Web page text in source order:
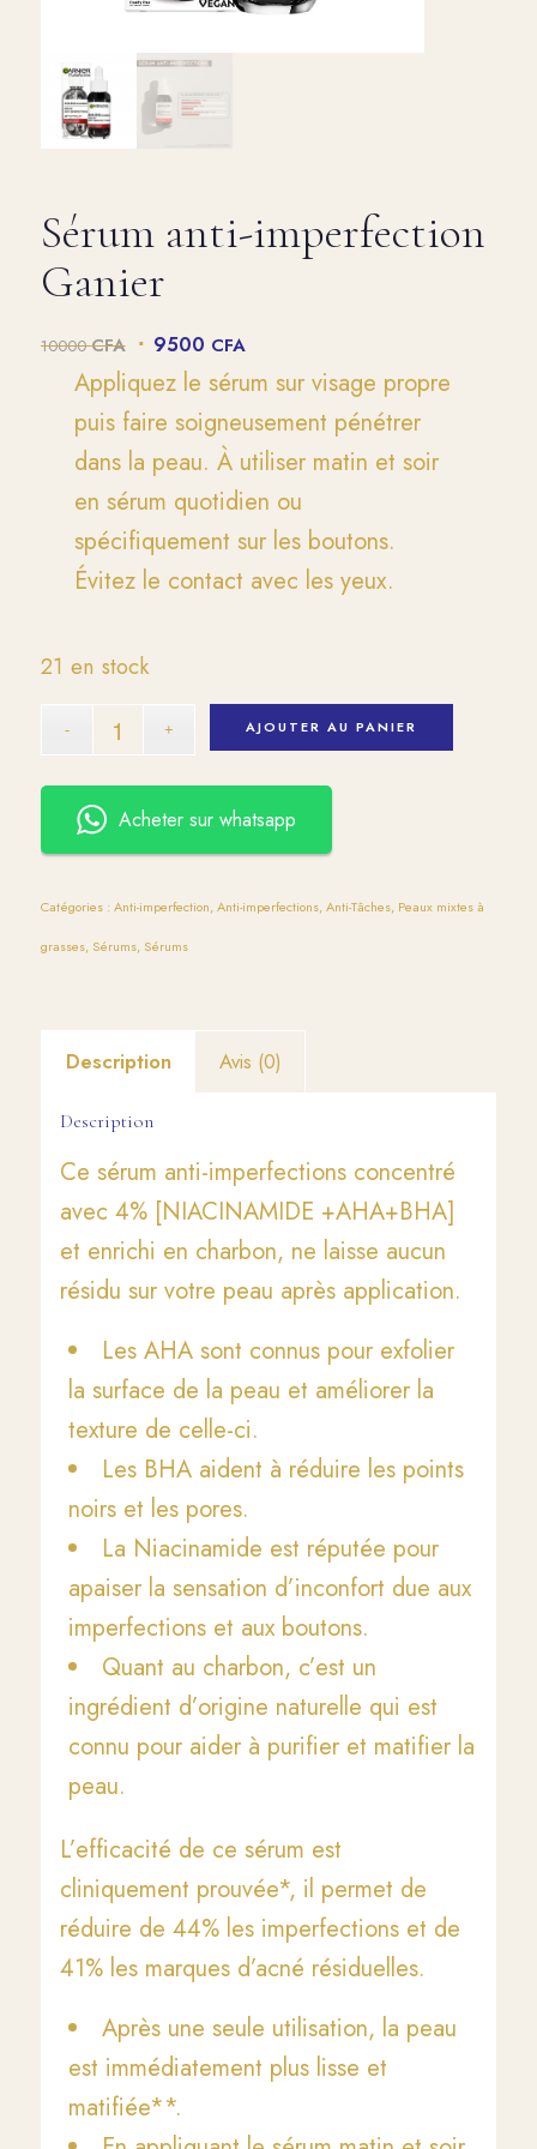
Sérum anti-imperfection
Ganier
10000CFA Le
initial
était :
10000 CFA.
9500 CFA
actuel
est :
9500 CFA.
Appliquez le sérum sur visage propre
puis faire soigneusement pénétrer
dans la peau. À utiliser matin et soir
en sérum quotidien ou
spécifiquement sur les boutons.
Évitez le contact avec les yeux.
21 en stock
AJOUTER AU PANIER
Acheter sur whatsapp
Catégories : Anti-imperfection,Anti-imperfections,Anti-Tâches, Peaux mixtes à
grasses, Sérums, Sérums
Description Avis (0)
Description
Ce sérum anti-imperfections concentré
avec 4% [NIACINAMIDE +AHA+BHA]
et enrichi en charbon, ne laisse aucun
résidu sur votre peau après application.
Les AHA sont connus pour exfolier
la surface de la peau et améliorer la
texture de celle-ci.
Les BHA aident à réduire les points
noirs et les pores.
La Niacinamide est réputée pour
apaiser la sensation d’inconfort due aux
imperfections et aux boutons.
Quant au charbon, c’est un
ingrédient d’origine naturelle qui est
connu pour aider à purifier et matifier la
peau.
L’efficacité de ce sérum est
cliniquement prouvée*, il permet de
réduire de 44% les imperfections et de
41% les marques d’acné résiduelles.
Après une seule utilisation, la peau
est immédiatement plus lisse et
matifiée**.